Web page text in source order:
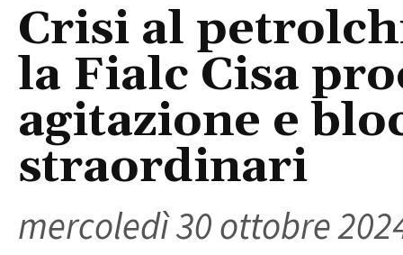
Crisi al
la Fialc Cisa
agitazione e
straordinari
mercoledì 30 ottobre